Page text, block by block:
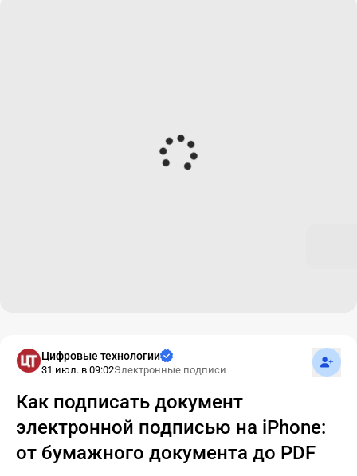
Цифровые технологии
31 июл. в 09:02Электронные подписи
Как подписать документ
электронной подписью на iPhone:
от бумажного документа до PDF